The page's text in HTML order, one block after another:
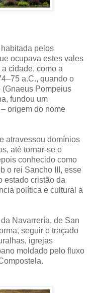
pelos
ocupava estes vales
cidade, como a
a.C., quando o
Pompeius
fundou um
origem do nome
atravessou domínios
até tornar-se o
conhecido como
o rei Sancho III, esse
estado cristão da
política e cultural a
Navarrería, de San
seguir o traçado
igrejas
moldado pelo fluxo